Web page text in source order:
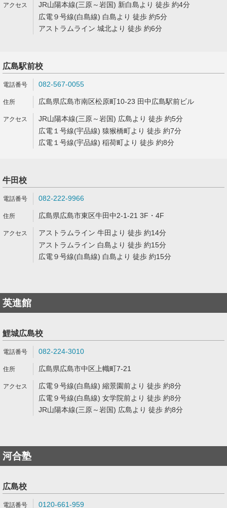
JR山陽本線(三原～岩国) 新白島より 徒歩 約4分
広電９号線(白島線) 白島より 徒歩 約5分
アストラムライン 城北より 徒歩 約6分
広島駅前校
082-567-0055
広島県広島市南区松原町10-23 田中広島駅前ビル
JR山陽本線(三原～岩国) 広島より 徒歩 約5分
広電１号線(宇品線) 猿猴橋町より 徒歩 約7分
広電１号線(宇品線) 稲荷町より 徒歩 約8分
牛田校
082-222-9966
広島県広島市東区牛田中2-1-21 3F・4F
アストラムライン 牛田より 徒歩 約14分
アストラムライン 白島より 徒歩 約15分
広電９号線(白島線) 白島より 徒歩 約15分
英進館
鯉城広島校
082-224-3010
広島県広島市中区上幟町7-21
広電９号線(白島線) 縮景園前より 徒歩 約8分
広電９号線(白島線) 女学院前より 徒歩 約8分
JR山陽本線(三原～岩国) 広島より 徒歩 約8分
河合塾
広島校
0120-661-959